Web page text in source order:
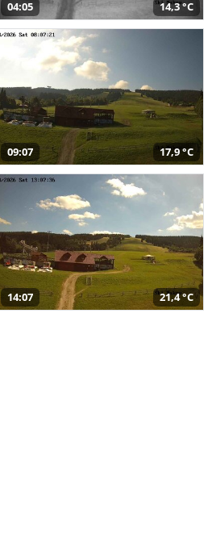
04:05 14,3 °C
09:07 17,9 °C
14:07 21,4 °C